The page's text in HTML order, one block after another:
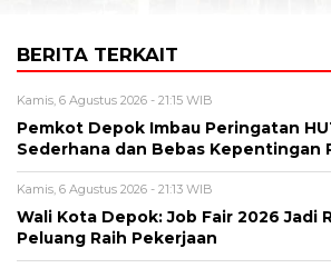
BERITA TERKAIT
Kamis, 6 Agustus 2026 - 21:15 WIB
Pemkot Depok Imbau Peringatan
Sederhana dan Bebas Kepentingan
Kamis, 6 Agustus 2026 - 21:13 WIB
Wali Kota Depok: Job Fair 2026 Jadi
Peluang Raih Pekerjaan